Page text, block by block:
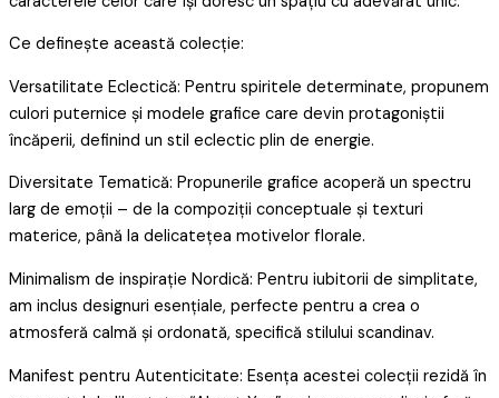
Ce definește această colecție:
Versatilitate Eclectică: Pentru spiritele determinate, propunem
culori puternice și modele grafice care devin protagoniștii
încăperii, definind un stil eclectic plin de energie.
Diversitate Tematică: Propunerile grafice acoperă un spectru
larg de emoții – de la compoziții conceptuale și texturi
materice, până la delicatețea motivelor florale.
Minimalism de inspirație Nordică: Pentru iubitorii de simplitate,
am inclus designuri esențiale, perfecte pentru a crea o
atmosferă calmă și ordonată, specifică stilului scandinav.
Manifest pentru Autenticitate: Esența acestei colecții rezidă în